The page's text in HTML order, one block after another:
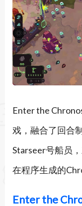
Enter the
戏，融合了回合
Starseer号船员
在程序生成的
Enter the